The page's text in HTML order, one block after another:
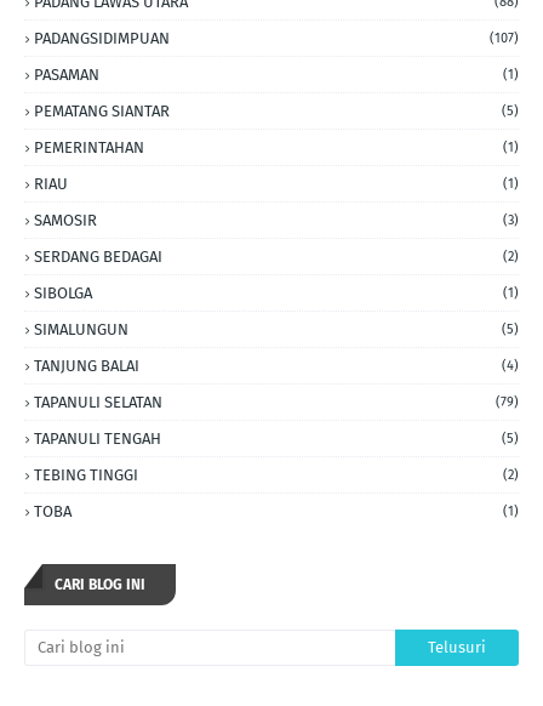
PADANGSIDIMPUAN (107)
PASAMAN (1)
PEMATANG SIANTAR (5)
PEMERINTAHAN (1)
RIAU (1)
SAMOSIR (3)
SERDANG BEDAGAI (2)
SIBOLGA (1)
SIMALUNGUN (5)
TANJUNG BALAI (4)
TAPANULI SELATAN (79)
TAPANULI TENGAH (5)
TEBING TINGGI (2)
TOBA (1)
CARI BLOG INI